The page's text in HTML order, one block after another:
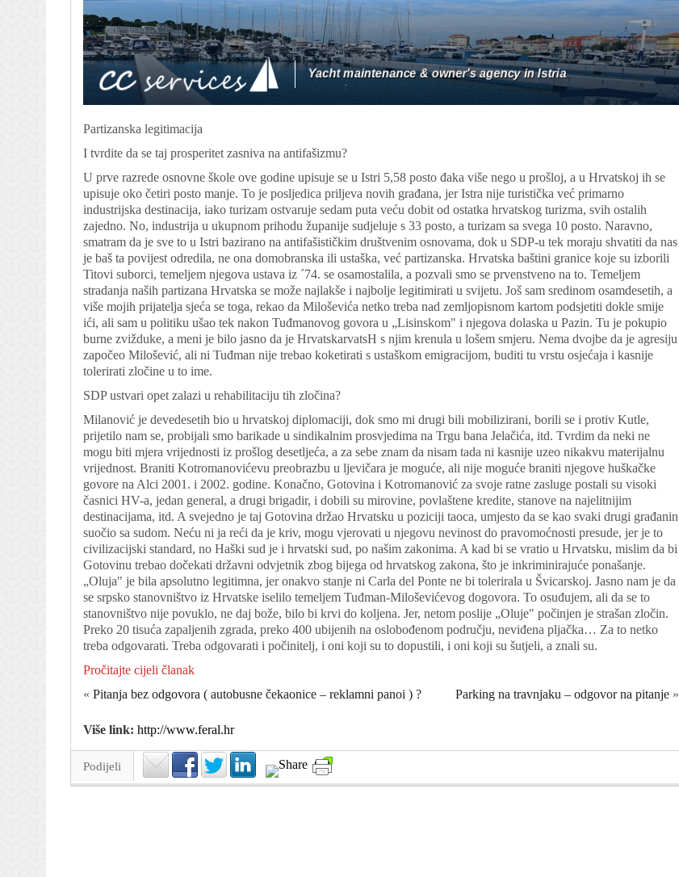
Partizanska legitimacija
I tvrdite da se taj prosperitet zasniva na antifašizmu?
U prve razrede osnovne škole ove godine upisuje se u Istri 5,58 posto đaka više nego u prošloj, a u Hrvatskoj ih se
upisuje oko četiri posto manje. To je posljedica priljeva novih građana, jer Istra nije turistička već primarno
industrijska destinacija, iako turizam ostvaruje sedam puta veću dobit od ostatka hrvatskog turizma, svih ostalih
zajedno. No, industrija u ukupnom prihodu županije sudjeluje s 33 posto, a turizam sa svega 10 posto. Naravno,
smatram da je sve to u Istri bazirano na antifašističkim društvenim osnovama, dok u SDP-u tek moraju shvatiti da nas
je baš ta povijest odredila, ne ona domobranska ili ustaška, već partizanska. Hrvatska baštini granice koje su izborili
Titovi suborci, temeljem njegova ustava iz ´74. se osamostalila, a pozvali smo se prvenstveno na to. Temeljem
stradanja naših partizana Hrvatska se može najlakše i najbolje legitimirati u svijetu. Još sam sredinom osamdesetih, a
više mojih prijatelja sjeća se toga, rekao da Miloševića netko treba nad zemljopisnom kartom podsjetiti dokle smije
ići, ali sam u politiku ušao tek nakon Tuđmanovog govora u „Lisinskom" i njegova dolaska u Pazin. Tu je pokupio
burne zvižduke, a meni je bilo jasno da je HrvatskarvatsH s njim krenula u lošem smjeru. Nema dvojbe da je agresiju
započeo Milošević, ali ni Tuđman nije trebao koketirati s ustaškom emigracijom, buditi tu vrstu osjećaja i kasnije
tolerirati zločine u to ime.
SDP ustvari opet zalazi u rehabilitaciju tih zločina?
Milanović je devedesetih bio u hrvatskoj diplomaciji, dok smo mi drugi bili mobilizirani, borili se i protiv Kutle,
prijetilo nam se, probijali smo barikade u sindikalnim prosvjedima na Trgu bana Jelačića, itd. Tvrdim da neki ne
mogu biti mjera vrijednosti iz prošlog desetljeća, a za sebe znam da nisam tada ni kasnije uzeo nikakvu materijalnu
vrijednost. Braniti Kotromanovićevu preobrazbu u ljevičara je moguće, ali nije moguće braniti njegove huškačke
govore na Alci 2001. i 2002. godine. Konačno, Gotovina i Kotromanović za svoje ratne zasluge postali su visoki
časnici HV-a, jedan general, a drugi brigadir, i dobili su mirovine, povlaštene kredite, stanove na najelitnijim
destinacijama, itd. A svejedno je taj Gotovina držao Hrvatsku u poziciji taoca, umjesto da se kao svaki drugi građanin
suočio sa sudom. Neću ni ja reći da je kriv, mogu vjerovati u njegovu nevinost do pravomoćnosti presude, jer je to
civilizacijski standard, no Haški sud je i hrvatski sud, po našim zakonima. A kad bi se vratio u Hrvatsku, mislim da bi
Gotovinu trebao dočekati državni odvjetnik zbog bijega od hrvatskog zakona, što je inkriminirajuće ponašanje.
„Oluja" je bila apsolutno legitimna, jer onakvo stanje ni Carla del Ponte ne bi tolerirala u Švicarskoj. Jasno nam je da
se srpsko stanovništvo iz Hrvatske iselilo temeljem Tuđman-Miloševićevog dogovora. To osuđujem, ali da se to
stanovništvo nije povuklo, ne daj bože, bilo bi krvi do koljena. Jer, netom poslije „Oluje" počinjen je strašan zločin.
Preko 20 tisuća zapaljenih zgrada, preko 400 ubijenih na oslobođenom području, neviđena pljačka… Za to netko
treba odgovarati. Treba odgovarati i počinitelj, i oni koji su to dopustili, i oni koji su šutjeli, a znali su.
Pročitajte cijeli članak
« Pitanja bez odgovora ( autobusne čekaonice – reklamni panoi ) ? Parking na travnjaku – odgovor na pitanje »
Više link: http://www.feral.hr
Podijeli